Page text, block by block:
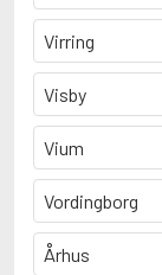
Virring
Visby
Vium
Vordingborg
Århus